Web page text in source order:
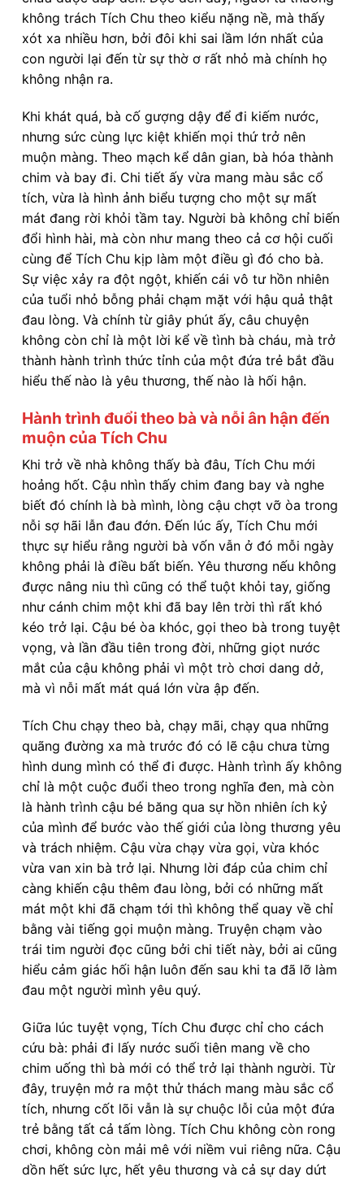
không trách Tích Chu theo kiểu nặng nề, mà thấy
xót xa nhiều hơn, bởi đôi khi sai lầm lớn nhất của
con người lại đến từ sự thờ ơ rất nhỏ mà chính họ
không nhận ra.
Khi khát quá, bà cố gượng dậy để đi kiếm nước,
nhưng sức cùng lực kiệt khiến mọi thứ trở nên
muộn màng. Theo mạch kể dân gian, bà hóa thành
chim và bay đi. Chi tiết ấy vừa mang màu sắc cổ
tích, vừa là hình ảnh biểu tượng cho một sự mất
mát đang rời khỏi tầm tay. Người bà không chỉ biến
đổi hình hài, mà còn như mang theo cả cơ hội cuối
cùng để Tích Chu kịp làm một điều gì đó cho bà.
Sự việc xảy ra đột ngột, khiến cái vô tư hồn nhiên
của tuổi nhỏ bỗng phải chạm mặt với hậu quả thật
đau lòng. Và chính từ giây phút ấy, câu chuyện
không còn chỉ là một lời kể về tình bà cháu, mà trở
thành hành trình thức tỉnh của một đứa trẻ bắt đầu
hiểu thế nào là yêu thương, thế nào là hối hận.
Hành trình đuổi theo bà và nỗi ân hận đến
muộn của Tích Chu
Khi trở về nhà không thấy bà đâu, Tích Chu mới
hoảng hốt. Cậu nhìn thấy chim đang bay và nghe
biết đó chính là bà mình, lòng cậu chợt vỡ òa trong
nỗi sợ hãi lẫn đau đớn. Đến lúc ấy, Tích Chu mới
thực sự hiểu rằng người bà vốn vẫn ở đó mỗi ngày
không phải là điều bất biến. Yêu thương nếu không
được nâng niu thì cũng có thể tuột khỏi tay, giống
như cánh chim một khi đã bay lên trời thì rất khó
kéo trở lại. Cậu bé òa khóc, gọi theo bà trong tuyệt
vọng, và lần đầu tiên trong đời, những giọt nước
mắt của cậu không phải vì một trò chơi dang dở,
mà vì nỗi mất mát quá lớn vừa ập đến.
Tích Chu chạy theo bà, chạy mãi, chạy qua những
quãng đường xa mà trước đó có lẽ cậu chưa từng
hình dung mình có thể đi được. Hành trình ấy không
chỉ là một cuộc đuổi theo trong nghĩa đen, mà còn
là hành trình cậu bé băng qua sự hồn nhiên ích kỷ
của mình để bước vào thế giới của lòng thương yêu
và trách nhiệm. Cậu vừa chạy vừa gọi, vừa khóc
vừa van xin bà trở lại. Nhưng lời đáp của chim chỉ
càng khiến cậu thêm đau lòng, bởi có những mất
mát một khi đã chạm tới thì không thể quay về chỉ
bằng vài tiếng gọi muộn màng. Truyện chạm vào
trái tim người đọc cũng bởi chi tiết này, bởi ai cũng
hiểu cảm giác hối hận luôn đến sau khi ta đã lỡ làm
đau một người mình yêu quý.
Giữa lúc tuyệt vọng, Tích Chu được chỉ cho cách
cứu bà: phải đi lấy nước suối tiên mang về cho
chim uống thì bà mới có thể trở lại thành người. Từ
đây, truyện mở ra một thử thách mang màu sắc cổ
tích, nhưng cốt lõi vẫn là sự chuộc lỗi của một đứa
trẻ bằng tất cả tấm lòng. Tích Chu không còn rong
chơi, không còn mải mê với niềm vui riêng nữa. Cậu
dồn hết sức lực, hết yêu thương và cả sự day dứt